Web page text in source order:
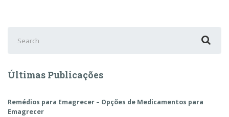
for:
Últimas Publicações
Remédios para Emagrecer – Opções de Medicamentos para
Emagrecer